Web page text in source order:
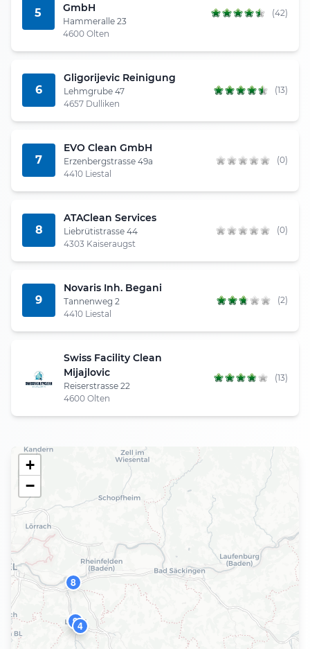
5
GmbH
Hammeralle 23
4600 Olten
(42)
6
Gligorijevic Reinigung
Lehmgrube 47
4657 Dulliken
(13)
7
EVO Clean GmbH
Erzenbergstrasse 49a
4410 Liestal
(0)
8
ATAClean Services
Liebrütistrasse 44
4303 Kaiseraugst
(0)
9
Novaris Inh. Begani
Tannenweg 2
4410 Liestal
(2)
Swiss Facility Clean
Mijajlovic
Reiserstrasse 22
4600 Olten
(13)
24
7
8
9
+
−